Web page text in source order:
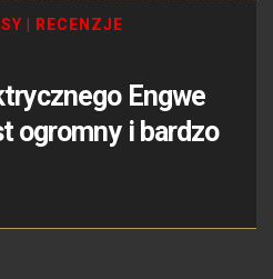
RECENZJE
Engwe
ogromny i bardzo